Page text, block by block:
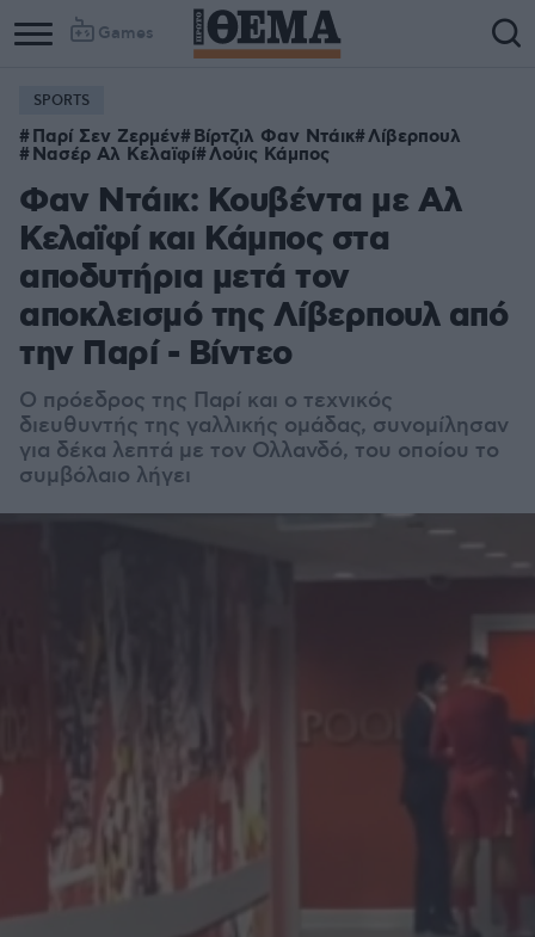
Games
SPORTS
Παρί Σεν Ζερμέν Βίρτζιλ Φαν Ντάικ Λίβερπουλ
Νασέρ Αλ Κελαϊφί Λούις Κάμπος
Φαν Ντάικ: Κουβέντα με Αλ
Κελαϊφί και Κάμπος στα
αποδυτήρια μετά τον
αποκλεισμό της Λίβερπουλ από
την Παρί - Βίντεο
Ο πρόεδρος της Παρί και ο τεχνικός
διευθυντής της γαλλικής ομάδας, συνομίλησαν
για δέκα λεπτά με τον Ολλανδό, του οποίου το
συμβόλαιο λήγει